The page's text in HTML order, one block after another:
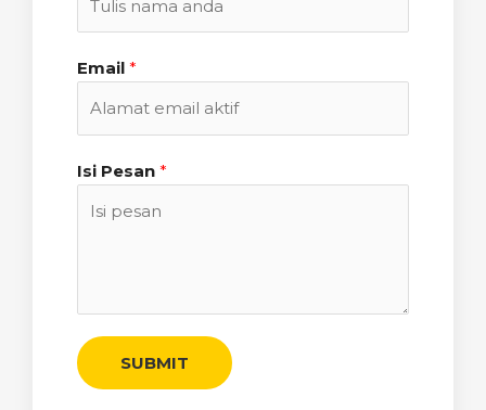
Email *
Isi Pesan *
SUBMIT